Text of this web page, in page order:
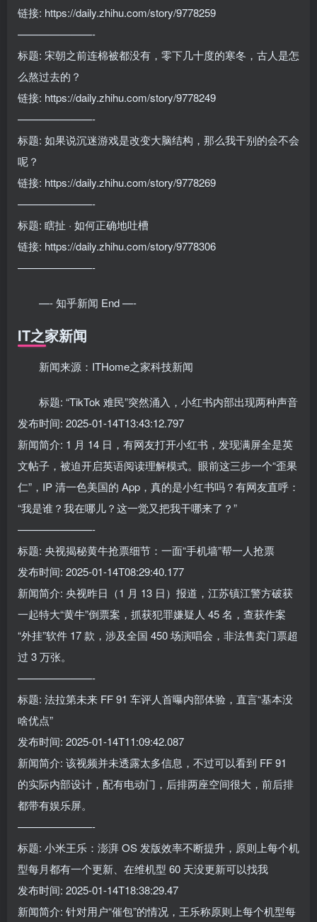
链接: https://daily.zhihu.com/story/9778259
———————-
标题: 宋朝之前连棉被都没有，零下几十度的寒冬，古人是怎
么熬过去的？
链接: https://daily.zhihu.com/story/9778249
———————-
标题: 如果说沉迷游戏是改变大脑结构，那么我干别的会不会
呢？
链接: https://daily.zhihu.com/story/9778269
———————-
标题: 瞎扯 · 如何正确地吐槽
链接: https://daily.zhihu.com/story/9778306
———————-
—- 知乎新闻 End —-
IT之家新闻
新闻来源：ITHome之家科技新闻
标题: “TikTok 难民”突然涌入，小红书内部出现两种声音
发布时间: 2025-01-14T13:43:12.797
新闻简介: 1 月 14 日，有网友打开小红书，发现满屏全是英
文帖子，被迫开启英语阅读理解模式。眼前这三步一个“歪果
仁”，IP 清一色美国的 App，真的是小红书吗？有网友直呼：
“我是谁？我在哪儿？这一觉又把我干哪来了？”
———————-
标题: 央视揭秘黄牛抢票细节：一面“手机墙”帮一人抢票
发布时间: 2025-01-14T08:29:40.177
新闻简介: 央视昨日（1 月 13 日）报道，江苏镇江警方破获
一起特大“黄牛”倒票案，抓获犯罪嫌疑人 45 名，查获作案
“外挂”软件 17 款，涉及全国 450 场演唱会，非法售卖门票超
过 3 万张。
———————-
标题: 法拉第未来 FF 91 车评人首曝内部体验，直言“基本没
啥优点”
发布时间: 2025-01-14T11:09:42.087
新闻简介: 该视频并未透露太多信息，不过可以看到 FF 91
的实际内部设计，配有电动门，后排两座空间很大，前后排
都带有娱乐屏。
———————-
标题: 小米王乐：澎湃 OS 发版效率不断提升，原则上每个机
型每月都有一个更新、在维机型 60 天没更新可以找我
发布时间: 2025-01-14T18:38:29.47
新闻简介: 针对用户“催包”的情况，王乐称原则上每个机型每